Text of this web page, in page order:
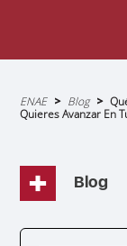
Sobrescribir
enlaces
de
navegación
ENAE Blog
Quieres Avanzar En
Blog